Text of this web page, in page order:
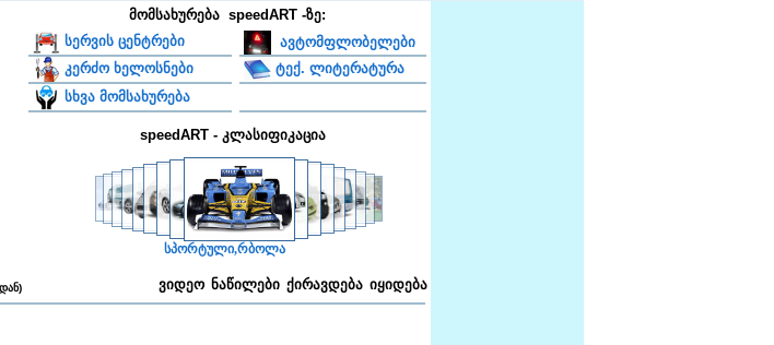
მომსახურება speedART -ზე:
სერვის ცენტრები
ავტომფლობელები
კერძო ხელოსნები
ტექ. ლიტერატურა
სხვა მომსახურება
speedART - კლასიფიკაცია
სპორტული,რბოლა
ვიდეო ნაწილები ქირავდება იყიდება